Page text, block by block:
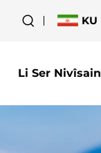
KU
Li Ser Nivîsain